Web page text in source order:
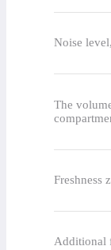
Noise
The
Freshness
Additional